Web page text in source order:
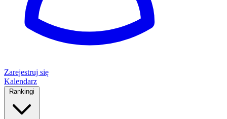
Zarejestruj się
Kalendarz
Rankingi